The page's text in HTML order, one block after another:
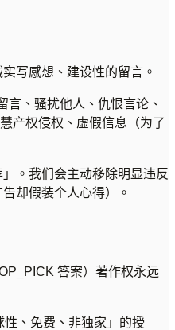
写感想、建设性的留言。
言、骚扰他人、仇恨言论、
产权侵权、虚假信息（为了
。我们会主动移除明显违反
却假装个人心得）。
答案）著作权永远
、免费、非独家」的授